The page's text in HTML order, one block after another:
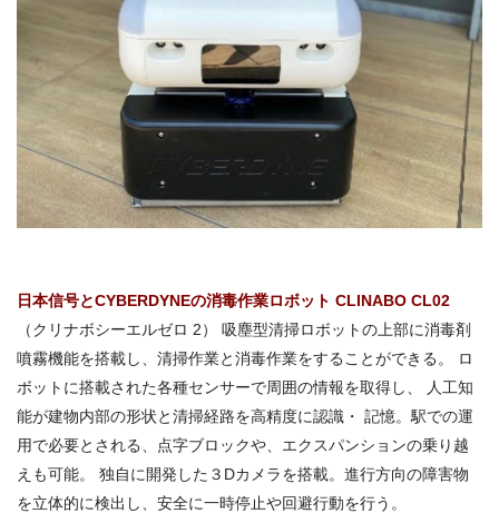
日本信号とCYBERDYNEの消毒作業ロボット CLINABO CL02
（クリナボシーエルゼロ 2） 吸塵型清掃ロボットの上部に消毒剤
噴霧機能を搭載し、清掃作業と消毒作業をすることができる。 ロ
ボットに搭載された各種センサーで周囲の情報を取得し、 人工知
能が建物内部の形状と清掃経路を高精度に認識・ 記憶。駅での運
用で必要とされる、点字ブロックや、エクスパンションの乗り越
えも可能。 独自に開発した３Dカメラを搭載。進行方向の障害物
を立体的に検出し、安全に一時停止や回避行動を行う。